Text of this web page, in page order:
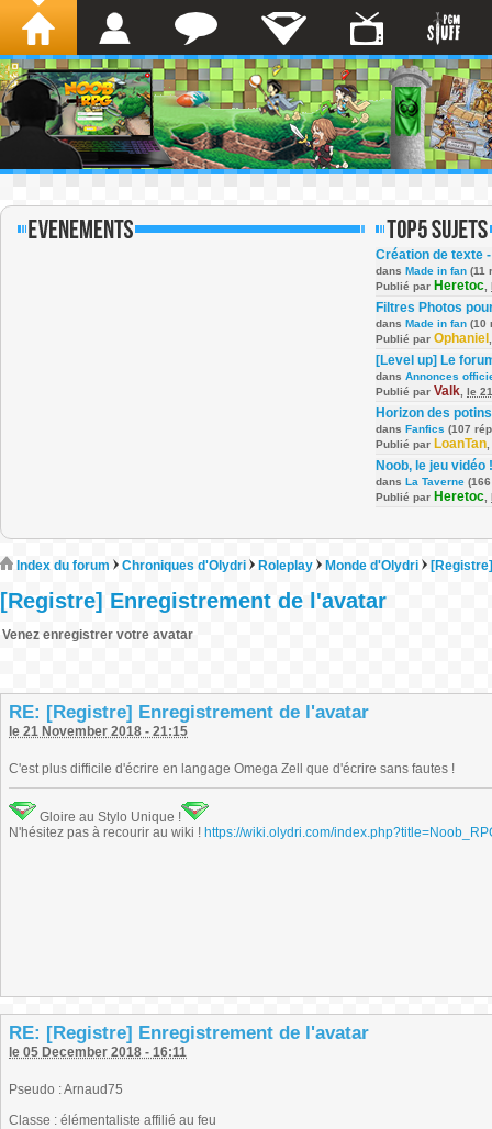
Création de texte
dans Made in fan (11
Publié par Heretoc
Filtres Photos
dans Made in fan (10
Publié par Ophaniel
[Level up] Le
dans Annonces
Publié par Valk le
Horizon des potins
dans Fanfics (107
Publié par LoanTan
Noob, le jeu vidéo !
dans La Taverne
Publié par Heretoc
Index du forum Chroniques d'Olydri Roleplay Monde d'Olydri
[Registre] Enregistrement de l'avatar
Venez enregistrer votre avatar
RE: [Registre] Enregistrement de l'avatar
le 21 November 2018 - 21:15
C'est plus difficile d'écrire en langage Omega Zell que d'écrire sans fautes !
Gloire au Stylo Unique !
N'hésitez pas à recourir au wiki ! https://wiki.olydri.com/
RE: [Registre] Enregistrement de l'avatar
le 05 December 2018 - 16:11
Pseudo : Arnaud75
Classe : élémentaliste affilié au feu